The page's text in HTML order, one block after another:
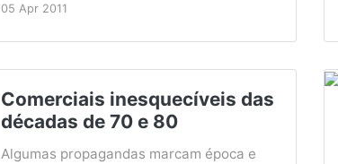
05 Apr 2011
Comerciais inesquecíveis das
décadas de 70 e 80
Algumas propagandas marcam época e